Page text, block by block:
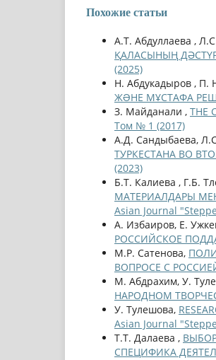
Похожие статьи
А.Т. Абдуллаева ,
ҚАЛАСЫНЫҢ
(2025)
Н. Абдукадыров , П.
ЖƏНЕ МҰСТАФА
З. Майданали , THE
Том № 1 (2017)
А.Д. Сандыбаева,
ТУРКЕСТАНА ВО
(2023)
Б.Т. Калиева , Г.Б.
МАТЕРИАЛДАРЫ
Asian Journal
А. Избаиров, Е.
РОССИЙСКОЕ
М.Р. Сатенова,
ВОПРОСЕ С
М. Абдрахим, У.
НАРОДНОМ
У. Тулешова,
Asian Journal
Т.Т. Далаева ,
СПЕЦИФИКА